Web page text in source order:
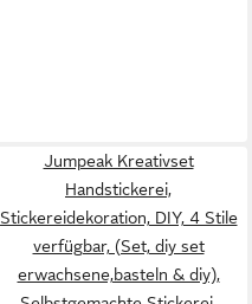
Jumpeak Kreativset
Handstickerei,
Stickereidekoration, DIY, 4 Stile
verfügbar, (Set, diy set
erwachsene,basteln & diy),